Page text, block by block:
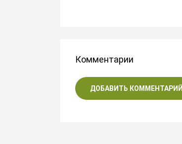
Комментарии
ДОБАВИТЬ КОММЕНТАРИЙ